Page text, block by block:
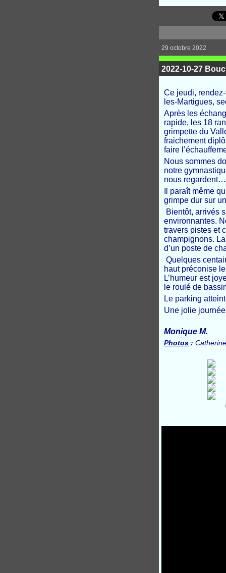
29 octobre 2022
2022-10-27
Ce jeudi,
les-Martigues,
Après les
rapide, les 18
grimpette du
fraichement
faire
Nous sommes
notre
nous regardent…
Il paraît même
grimpe dur sur
Bientôt, arrivés
environnantes.
travers pistes et
champignons.
d’un poste de
Quelques
haut préconise
L’humeur est
le roulé de
Le parking
Une jolie
Monique M.
Photos :